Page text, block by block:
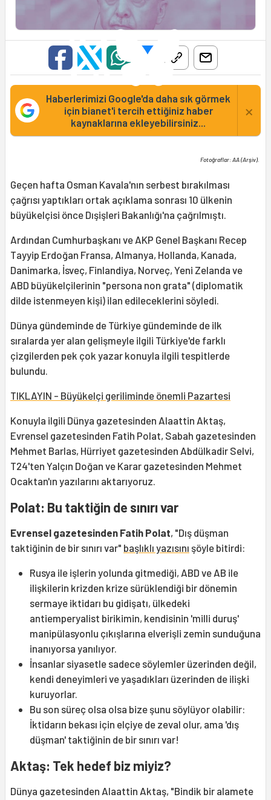
Haberlerimizi Google'da daha sık görmek
için bianet'i tercih ettiğiniz haber
kaynaklarına ekleyebilirsiniz...
×
Fotoğraflar: AA (Arşiv).
Geçen hafta Osman Kavala'nın serbest bırakılması
çağrısı yaptıkları ortak açıklama sonrası 10 ülkenin
büyükelçisi önce Dışişleri Bakanlığı'na çağrılmıştı.
Ardından Cumhurbaşkanı ve AKP Genel Başkanı Recep
Tayyip Erdoğan Fransa, Almanya, Hollanda, Kanada,
Danimarka, İsveç, Finlandiya, Norveç, Yeni Zelanda ve
ABD büyükelçilerinin "persona non grata" (diplomatik
dilde istenmeyen kişi) ilan edileceklerini söyledi.
Dünya gündeminde de Türkiye gündeminde de ilk
sıralarda yer alan gelişmeyle ilgili Türkiye'de farklı
çizgilerden pek çok yazar konuyla ilgili tespitlerde
bulundu.
TIKLAYIN - Büyükelçi geriliminde önemli Pazartesi
Konuyla ilgili Dünya gazetesinden Alaattin Aktaş,
Evrensel gazetesinden Fatih Polat, Sabah gazetesinden
Mehmet Barlas, Hürriyet gazetesinden Abdülkadir Selvi,
T24'ten Yalçın Doğan ve Karar gazetesinden Mehmet
Ocaktan'ın yazılarını aktarıyoruz.
Polat: Bu taktiğin de sınırı var
Evrensel gazetesinden Fatih Polat, "Dış düşman
taktiğinin de bir sınırı var" başlıklı yazısını şöyle bitirdi:
Rusya ile işlerin yolunda gitmediği, ABD ve AB ile
ilişkilerin krizden krize sürüklendiği bir dönemin
sermaye iktidarı bu gidişatı, ülkedeki
antiemperyalist birikimin, kendisinin 'milli duruş'
manipülasyonlu çıkışlarına elverişli zemin sunduğuna
inanıyorsa yanılıyor.
İnsanlar siyasetle sadece söylemler üzerinden değil,
kendi deneyimleri ve yaşadıkları üzerinden de ilişki
kuruyorlar.
Bu son süreç olsa olsa bize şunu söylüyor olabilir:
İktidarın bekası için elçiye de zeval olur, ama 'dış
düşman' taktiğinin de bir sınırı var!
Aktaş: Tek hedef biz miyiz?
Dünya gazetesinden Alaattin Aktaş, "Bindik bir alamete